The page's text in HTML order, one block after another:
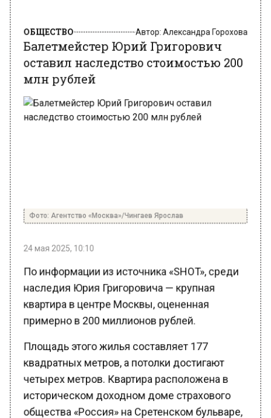
Балетмейстер Юрий Григорович
оставил наследство стоимостью 200
млн рублей
наследия Юрия Григоровича — крупная
квартира в центре Москвы, оцененная
примерно в 200 миллионов рублей.
Площадь этого жилья составляет 177
четырех метров. Квартира расположена в
историческом доходном доме страхового
общества «Россия» на Сретенском бульваре,